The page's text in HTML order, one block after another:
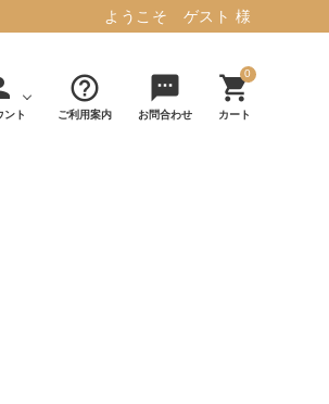
ようこそ ゲスト 様
ント
help_outline
ご利用案内
sms
お問合わせ
0
shopping_cart
カート